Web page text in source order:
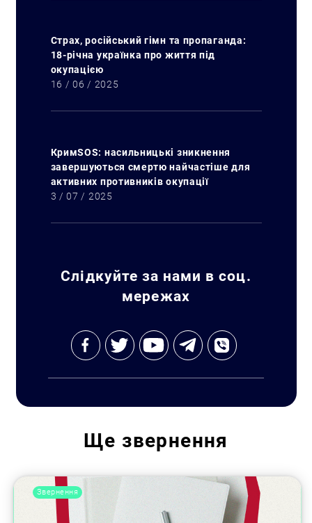
Страх, російський гімн та пропаганда:
18-річна українка про життя під
окупацією
16 / 06 / 2025
КримSOS: насильницькі зникнення
завершуються смертю найчастіше для
активних противників окупації
3 / 07 / 2025
Слідкуйте за нами в соц.
мережах
Ще звернення
Звернення